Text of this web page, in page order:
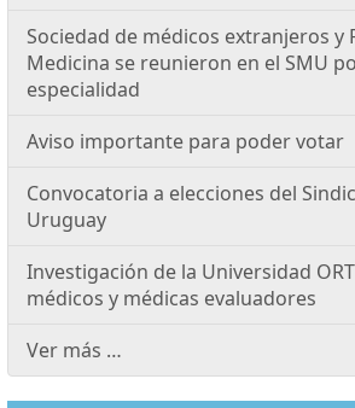
Sociedad de médicos extranjeros y
Medicina se reunieron en el SMU
especialidad
Aviso importante para poder votar
Convocatoria a elecciones del
Uruguay
Investigación de la Universidad
médicos y médicas evaluadores
Ver más …